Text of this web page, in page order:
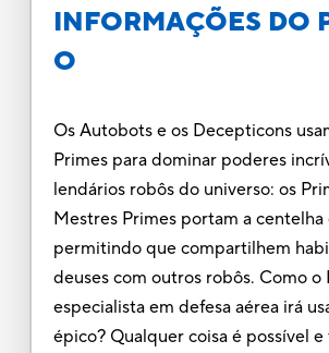
INFORMAÇÕES DO
O
Os Autobots e os Decepticons
Primes para dominar poderes
lendários robôs do universo: os
Mestres Primes portam a centelha
permitindo que compartilhem
deuses com outros robôs. Como o
especialista em defesa aérea irá
épico? Qualquer coisa é possível